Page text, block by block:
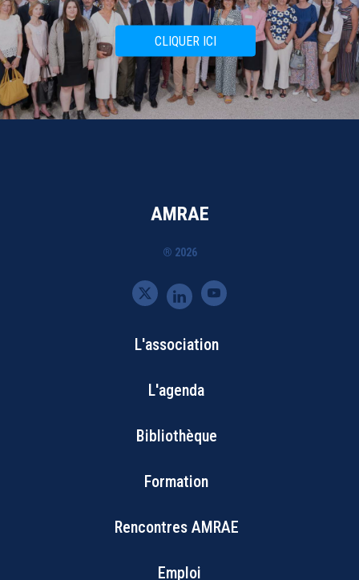
CLIQUER ICI
AMRAE
® 2026
Bottom
Footer
Menu
L'association
L'agenda
Bibliothèque
Formation
Rencontres AMRAE
Emploi